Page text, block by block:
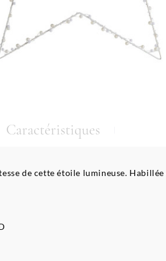
Caractéristiques
de cette étoile lumineuse.